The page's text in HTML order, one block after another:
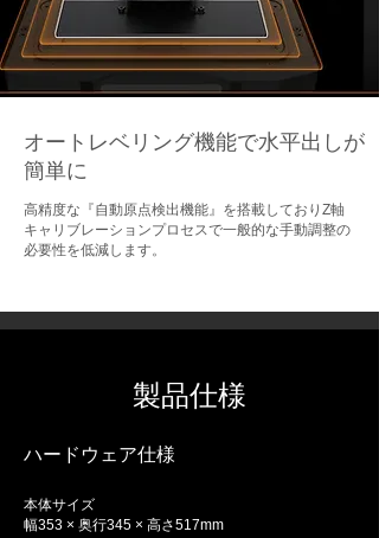
オートレベリング機能で水平出しが
簡単に
高精度な『自動原点検出機能』を搭載しておりZ軸
キャリブレーションプロセスで一般的な手動調整の
必要性を低減します。
​製品仕様
ハードウェア仕様
本体サイズ
幅353 × 奥行345 × 高さ517mm